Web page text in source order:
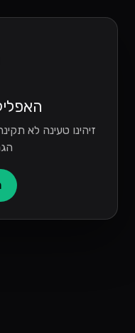
זיהינו טעינה לא